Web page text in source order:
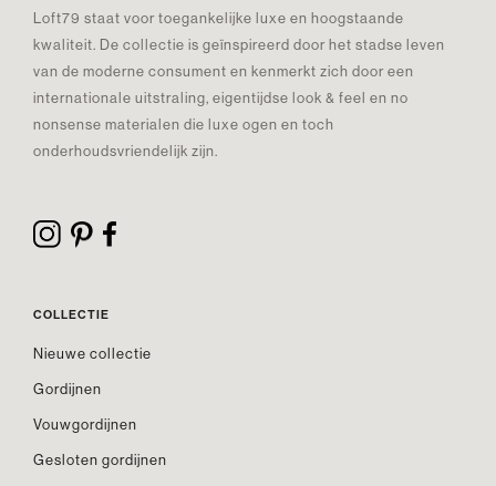
Loft79 staat voor toegankelijke luxe en hoogstaande
kwaliteit. De collectie is geïnspireerd door het stadse leven
van de moderne consument en kenmerkt zich door een
internationale uitstraling, eigentijdse look & feel en no
nonsense materialen die luxe ogen en toch
onderhoudsvriendelijk zijn.
COLLECTIE
Nieuwe collectie
Gordijnen
Vouwgordijnen
Gesloten gordijnen